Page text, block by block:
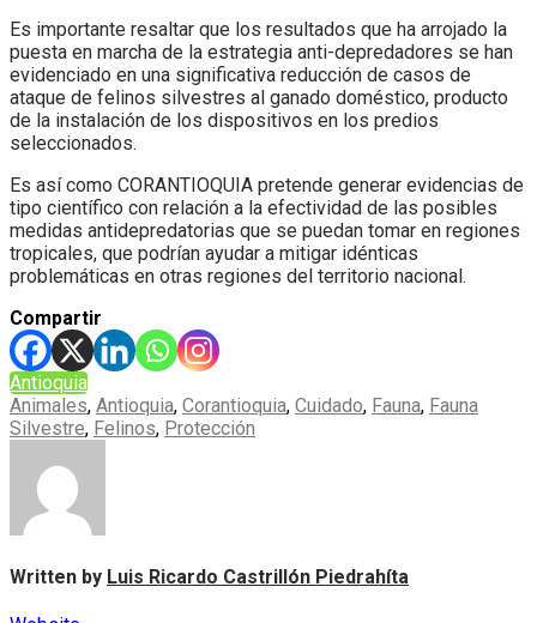
Es importante resaltar que los resultados que ha arrojado la
puesta en marcha de la estrategia anti-depredadores se han
evidenciado en una significativa reducción de casos de
ataque de felinos silvestres al ganado doméstico, producto
de la instalación de los dispositivos en los predios
seleccionados.
Es así como CORANTIOQUIA pretende generar evidencias de
tipo científico con relación a la efectividad de las posibles
medidas antidepredatorias que se puedan tomar en regiones
tropicales, que podrían ayudar a mitigar idénticas
problemáticas en otras regiones del territorio nacional.
Compartir
Antioquia
Animales, Antioquia, Corantioquia, Cuidado, Fauna, Fauna
Silvestre, Felinos, Protección
Written by Luis Ricardo Castrillón Piedrahíta